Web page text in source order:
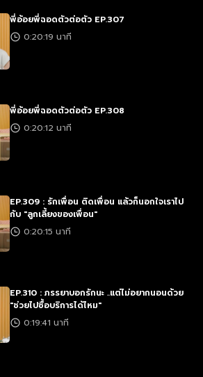
พี่อ้อยพี่ฉอดตัวต่อตัว EP.307
0:20:19 นาที
พี่อ้อยพี่ฉอดตัวต่อตัว EP.308
0:20:12 นาที
EP.309 : รักเพื่อน ติดเพื่อน แล้วก็นอกใจเราไป
กับ "ลูกเลี้ยงของเพื่อน"
0:20:15 นาที
EP.310 : ภรรยาบอกรักนะ ..แต่ไม่อยากนอนด้วย
"ช่วยไปซื้อบริการได้ไหม"
0:19:41 นาที